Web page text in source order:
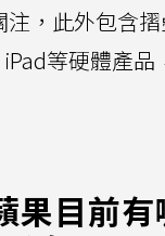
注，此外包含
等硬體產
果目前